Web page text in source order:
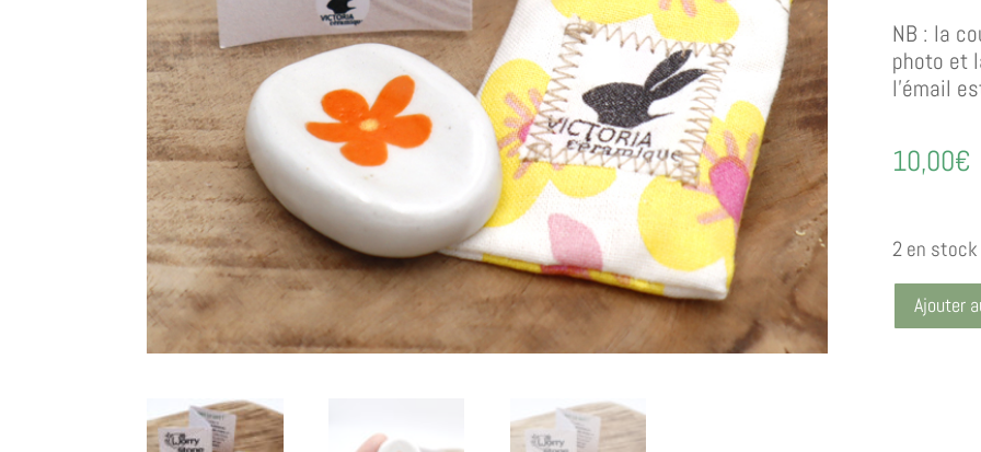
NB : la
photo et
l’émail
10,00€
2 en stock
Ajouter